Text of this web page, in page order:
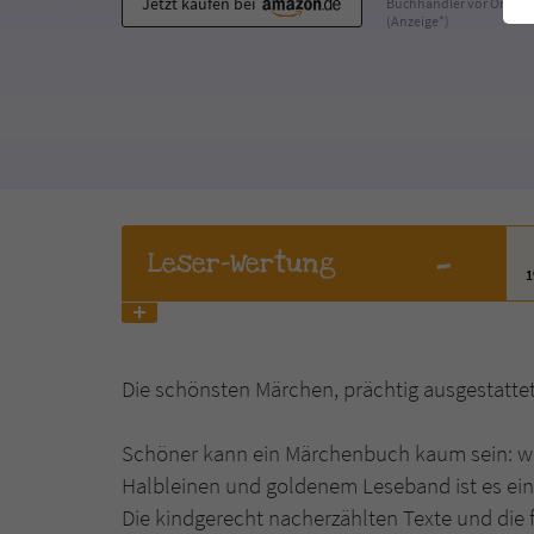
(Anzeige*)
Leser-Wertung -
Die schönsten Märchen, prächtig
Schöner kann ein Märchenbuch kaum sein:
Halbleinen und goldenem Leseband ist es
Die kindgerecht nacherzählten Texte und